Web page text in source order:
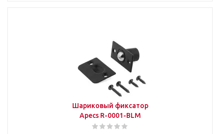
Шариковый фиксатор
Apecs R-0001-BLM